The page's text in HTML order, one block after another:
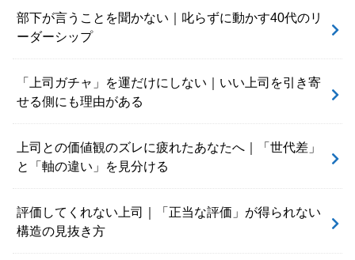
部下が言うことを聞かない｜叱らずに動かす40代のリ
ーダーシップ
「上司ガチャ」を運だけにしない｜いい上司を引き寄
せる側にも理由がある
上司との価値観のズレに疲れたあなたへ｜「世代差」
と「軸の違い」を見分ける
評価してくれない上司｜「正当な評価」が得られない
構造の見抜き方